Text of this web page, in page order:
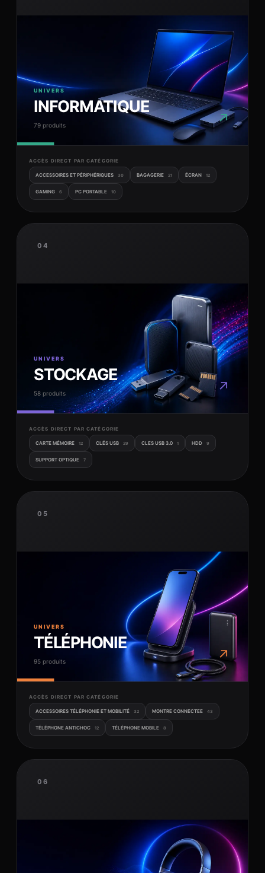
UNIVERS
INFORMATIQUE
79 produits ↗
ACCÈS DIRECT PAR CATÉGORIE
ACCESSOIRES ET PÉRIPHÉRIQUES 30 BAGAGERIE 21 ÉCRAN 12
GAMING 6 PC PORTABLE 10
04
UNIVERS
STOCKAGE
58 produits ↗
ACCÈS DIRECT PAR CATÉGORIE
CARTE MÉMOIRE 12 CLÉS USB 29 CLES USB 3.0 1 HDD 9
SUPPORT OPTIQUE 7
05
UNIVERS
TÉLÉPHONIE
95 produits ↗
ACCÈS DIRECT PAR CATÉGORIE
ACCESSOIRES TÉLÉPHONIE ET MOBILITÉ 32 MONTRE CONNECTEE 43
TÉLÉPHONE ANTICHOC 12 TÉLÉPHONE MOBILE 8
06